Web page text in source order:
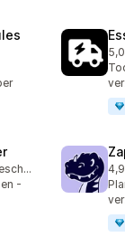
5,0
Gratis abonnement beschikbaar
-
4,9